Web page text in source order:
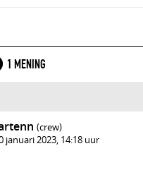
1 MENING
(crew)
januari 2023, 14:18 uur